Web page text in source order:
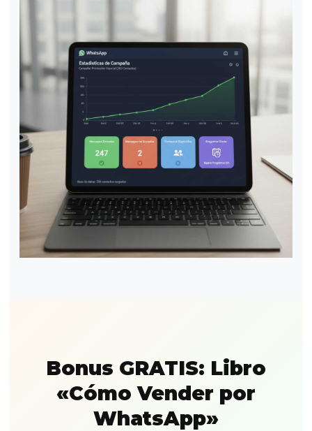
Bonus GRATIS: Libro
«Cómo Vender por
WhatsApp»